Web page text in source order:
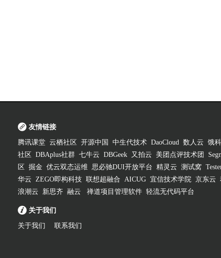
友情链接
腾讯课堂 云栖社区 开源中国 中生代技术 DaoCloud 数人云 饿
社区
DBAplus社群 七牛云 DBGeek 又拍云 美团点评技术团
区
掘金 优云双态运维 思必驰DUI开放平台 精灵云 测试窝
华云 ZEGO即构科技 联想超融合 AICUG 宜信技术学院 京东云
浪潮云
新思齐 融云 禅道项目管理软件 轻流无代码平台
关于我们
关于我们 联系我们